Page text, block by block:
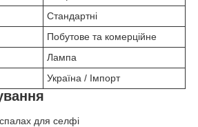
Стандартні
Побутове та комерційне
Лампа
Україна / Імпорт
для селфі